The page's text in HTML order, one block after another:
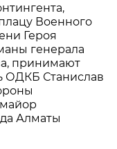
Военного
Героя
генерала
принимают
ОДКБ Станислав
Алматы